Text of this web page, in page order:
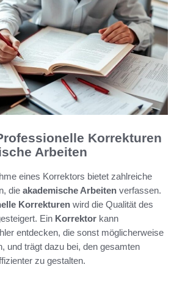
Korrekturen
Arbeiten
eines Korrektors bietet zahlreiche
die akademische Arbeiten verfassen.
Korrekturen wird die Qualität des
Ein Korrektor kann
entdecken, die sonst möglicherweise
und trägt dazu bei, den gesamten
zu gestalten.